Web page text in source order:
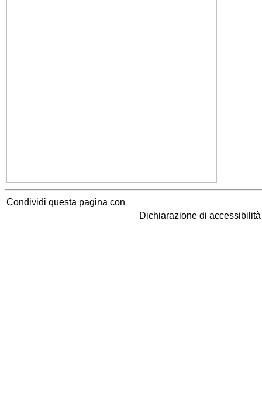
Condividi questa pagina con
Dichiarazione di